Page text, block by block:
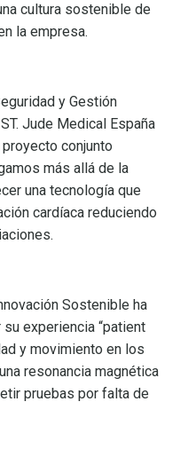
cultura sostenible de
la empresa.
y Gestión
Jude Medical España
conjunto
más allá de la
una tecnología que
cardíaca reduciendo
Sostenible ha
experiencia “patient
y movimiento en los
resonancia magnética
pruebas por falta de